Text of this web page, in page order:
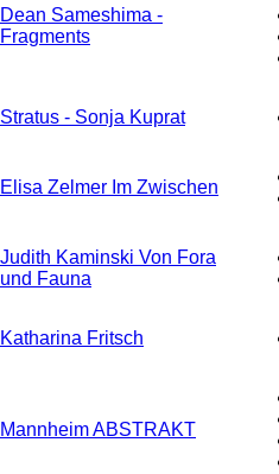
Dean Sameshima -
Fragments
Stratus - Sonja Kuprat
Elisa Zelmer Im Zwischen
Judith Kaminski Von Fora
und Fauna
Katharina Fritsch
Mannheim ABSTRAKT